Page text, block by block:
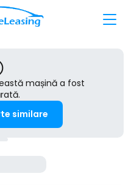
mașină a fost
similare